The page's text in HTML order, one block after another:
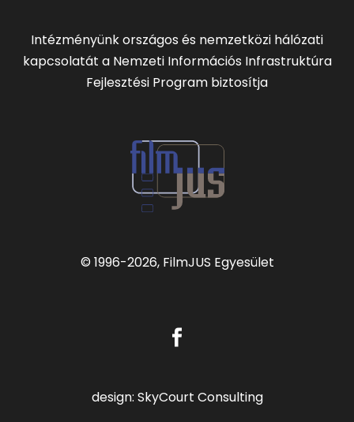
Intézményünk országos és nemzetközi hálózati
kapcsolatát a Nemzeti Információs Infrastruktúra
Fejlesztési Program biztosítja
© 1996-2026, FilmJUS Egyesület
design: SkyCourt Consulting